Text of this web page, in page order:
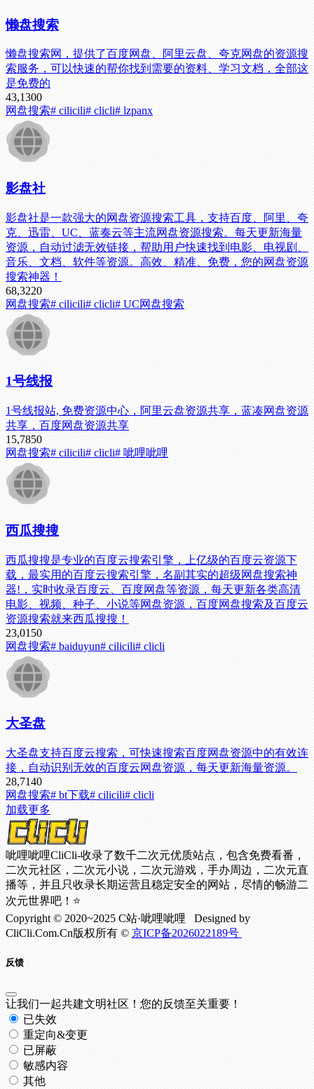
懒盘搜索
懒盘搜索网，提供了百度网盘、阿里云盘、夸克网盘的资源搜
索服务，可以快速的帮你找到需要的资料、学习文档，全部这
是免费的
43,1300
网盘搜索# cilicili# clicli# lzpanx
影盘社
影盘社是一款强大的网盘资源搜索工具，支持百度、阿里、夸
克、迅雷、UC、蓝奏云等主流网盘资源搜索。每天更新海量
资源，自动过滤无效链接，帮助用户快速找到电影、电视剧、
音乐、文档、软件等资源。高效、精准、免费，您的网盘资源
搜索神器！
68,3220
网盘搜索# cilicili# clicli# UC网盘搜索
1号线报
1号线报站, 免费资源中心，阿里云盘资源共享，蓝凑网盘资源
共享，百度网盘资源共享
15,7850
网盘搜索# cilicili# clicli# 呲哩呲哩
西瓜搜搜
西瓜搜搜是专业的百度云搜索引擎，上亿级的百度云资源下
载，最实用的百度云搜索引擎，名副其实的超级网盘搜索神
器!，实时收录百度云、百度网盘等资源，每天更新各类高清
电影、视频、种子、小说等网盘资源，百度网盘搜索及百度云
资源搜索就来西瓜搜搜！
23,0150
网盘搜索# baiduyun# cilicili# clicli
大圣盘
大圣盘支持百度云搜索，可快速搜索百度网盘资源中的有效连
接，自动识别无效的百度云网盘资源，每天更新海量资源。
28,7140
网盘搜索# bt下载# cilicili# clicli
加载更多
呲哩呲哩CliCli-收录了数千二次元优质站点，包含免费看番，
二次元社区，二次元小说，二次元游戏，手办周边，二次元直
播等，并且只收录长期运营且稳定安全的网站，尽情的畅游二
次元世界吧！⭐
Copyright © 2020~2025 C站·呲哩呲哩 Designed by
CliCli.Com.Cn版权所有 © 京ICP备2026022189号
反馈
让我们一起共建文明社区！您的反馈至关重要！
已失效
重定向&变更
已屏蔽
敏感内容
其他